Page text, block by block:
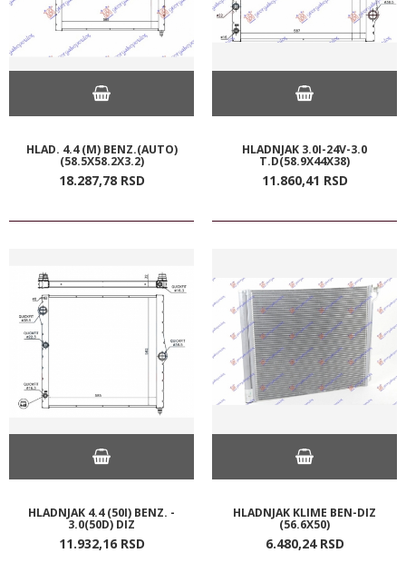
HLAD. 4.4 (M) BENZ.(AUTO)
(58.5X58.2X3.2)
18.287,78 RSD
HLADNJAK 3.0I-24V-3.0
T.D(58.9X44X38)
11.860,41 RSD
HLADNJAK 4.4 (50I) BENZ. -
3.0(50D) DIZ
11.932,16 RSD
HLADNJAK KLIME BEN-DIZ
(56.6X50)
6.480,24 RSD